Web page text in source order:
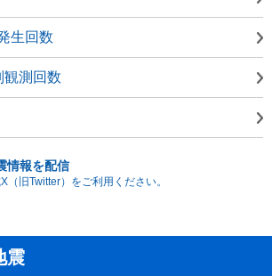
生回数
観測回数
情報を配信
（旧Twitter）をご利用ください。
震